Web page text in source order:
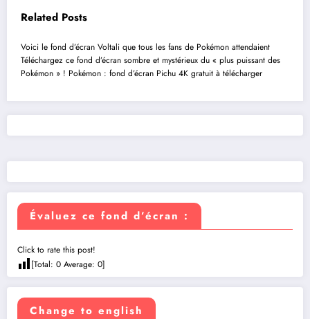
Related Posts
Voici le fond d’écran Voltali que tous les fans de Pokémon attendaient
Téléchargez ce fond d’écran sombre et mystérieux du « plus puissant des
Pokémon » ! Pokémon : fond d’écran Pichu 4K gratuit à télécharger
Évaluez ce fond d’écran :
Click to rate this post!
[Total: 0 Average: 0]
Change to english